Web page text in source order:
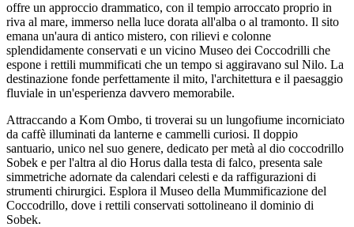
offre un approccio drammatico, con il tempio arroccato proprio in
riva al mare, immerso nella luce dorata all'alba o al tramonto. Il sito
emana un'aura di antico mistero, con rilievi e colonne
splendidamente conservati e un vicino Museo dei Coccodrilli che
espone i rettili mummificati che un tempo si aggiravano sul Nilo. La
destinazione fonde perfettamente il mito, l'architettura e il paesaggio
fluviale in un'esperienza davvero memorabile.
Attraccando a Kom Ombo, ti troverai su un lungofiume incorniciato
da caffè illuminati da lanterne e cammelli curiosi. Il doppio
santuario, unico nel suo genere, dedicato per metà al dio coccodrillo
Sobek e per l'altra al dio Horus dalla testa di falco, presenta sale
simmetriche adornate da calendari celesti e da raffigurazioni di
strumenti chirurgici. Esplora il Museo della Mummificazione del
Coccodrillo, dove i rettili conservati sottolineano il dominio di
Sobek.